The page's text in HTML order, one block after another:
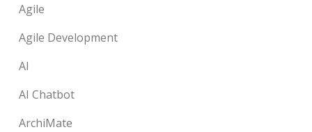
Agile
Agile Development
AI
AI Chatbot
ArchiMate